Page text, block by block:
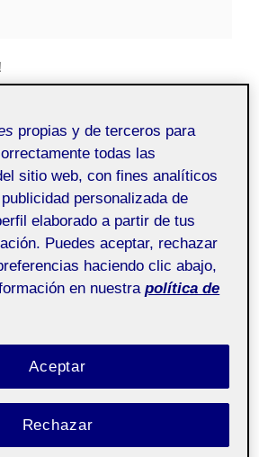
de reseñalización de un
explicando cada uno de los
interesante!
propias y de terceros para
todas las
sitio web, con fines analíticos
personalizada de
elaborado a partir de tus
Puedes aceptar, rechazar
haciendo clic abajo,
en nuestra política de
Rechazar
Aceptar